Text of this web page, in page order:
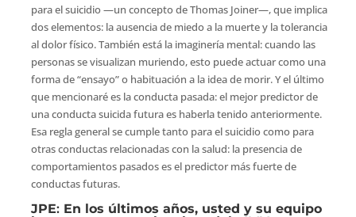
para el suicidio —un concepto de Thomas Joiner—, que implica
dos elementos: la ausencia de miedo a la muerte y la tolerancia
al dolor físico. También está la imaginería mental: cuando las
personas se visualizan muriendo, esto puede actuar como una
forma de “ensayo” o habituación a la idea de morir. Y el último
que mencionaré es la conducta pasada: el mejor predictor de
una conducta suicida futura es haberla tenido anteriormente.
Esa regla general se cumple tanto para el suicidio como para
otras conductas relacionadas con la salud: la presencia de
comportamientos pasados es el predictor más fuerte de
conductas futuras.
JPE:En los últimos años, usted y su equipo